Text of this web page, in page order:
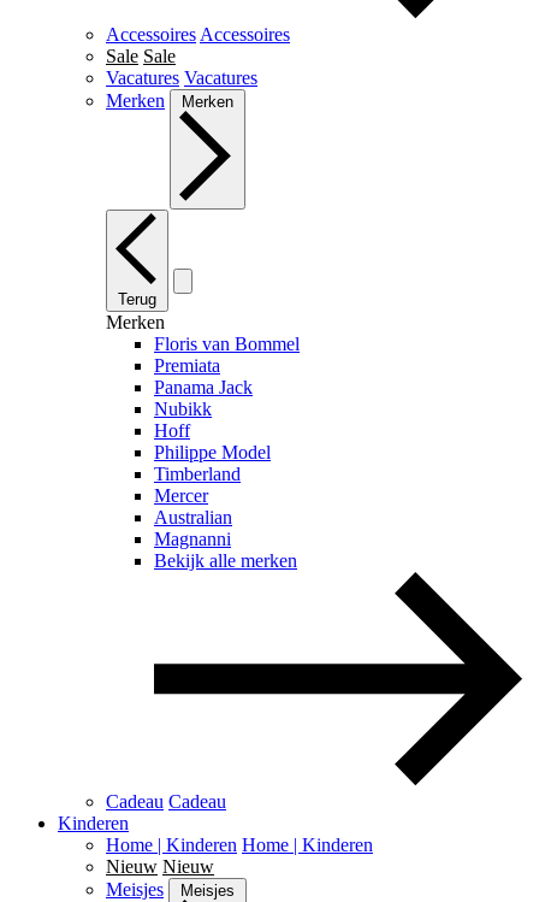
Accessoires Accessoires
Sale Sale
Vacatures Vacatures
Merken
Merken
Terug
Merken
Floris van Bommel
Premiata
Panama Jack
Nubikk
Hoff
Philippe Model
Timberland
Mercer
Australian
Magnanni
Bekijk alle merken
Cadeau Cadeau
Kinderen
Home | Kinderen Home | Kinderen
Nieuw Nieuw
Meisjes
Meisjes